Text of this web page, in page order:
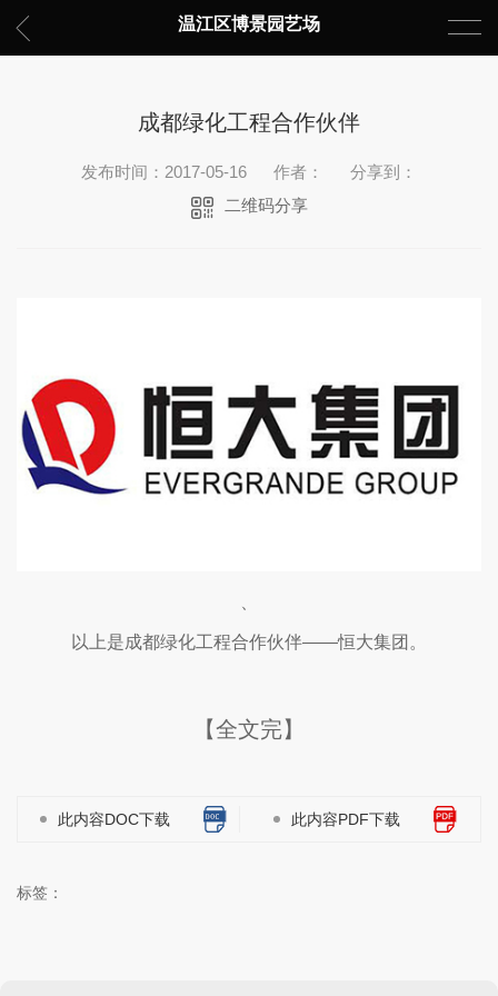
温江区博景园艺场
成都绿化工程合作伙伴
发布时间：2017-05-16 作者：
分享到：
二维码分享
以上是成都绿化工程合作伙伴——恒大集团。
【全文完】
此内容DOC下载 此内容PDF下载
标签：